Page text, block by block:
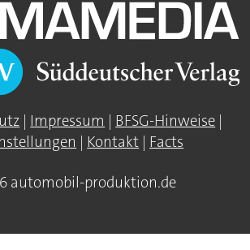
| Impressum | BFSG-Hinweise |
| Kontakt | Facts
automobil-produktion.de